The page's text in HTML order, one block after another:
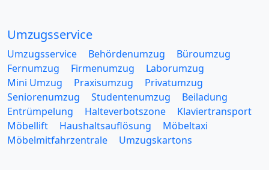
Umzugsservice
Umzugsservice Behördenumzug
Büroumzug
Fernumzug
Firmenumzug
Laborumzug
Mini Umzug
Praxisumzug
Privatumzug
Seniorenumzug
Studentenumzug
Beiladung
Entrümpelung
Halteverbotszone
Klaviertransport
Möbellift
Haushaltsauflösung
Möbeltaxi
Möbelmitfahrzentrale
Umzugskartons